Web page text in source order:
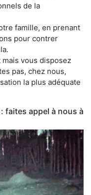
de la
famille, en prenant
pour contrer
vous disposez
pas, chez nous,
la plus adéquate
faites appel à nous à